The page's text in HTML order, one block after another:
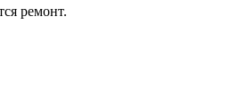
ремонт.